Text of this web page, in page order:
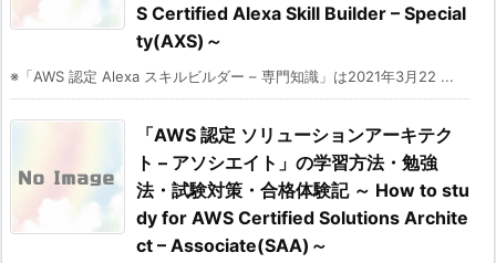
S Certified Alexa Skill Builder – Special
ty(AXS)～
※「AWS 認定 Alexa スキルビルダー – 専門知識」は2021年3月22 ...
「AWS 認定 ソリューションアーキテク
ト – アソシエイト」の学習方法・勉強
法・試験対策・合格体験記 ～ How to stu
dy for AWS Certified Solutions Archite
ct – Associate(SAA)～